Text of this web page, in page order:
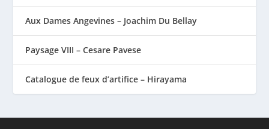
Aux Dames Angevines – Joachim Du Bellay
Paysage VIII – Cesare Pavese
Catalogue de feux d’artifice – Hirayama